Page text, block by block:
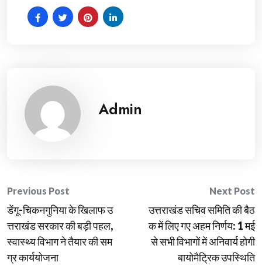
Admin
Post
navigation
Previous Post
डेंगू-चिकनगुनिया के खिलाफ उ
त्तराखंड सरकार की बड़ी पहल,
स्वास्थ्य विभाग ने तैयार की सम
ग्र कार्ययोजना
Next Post
उत्तराखंड सचिव समिति की बैठ
क में लिए गए अहम निर्णय: 1 मई
से सभी विभागों में अनिवार्य होगी
बायोमैट्रिक उपस्थिति